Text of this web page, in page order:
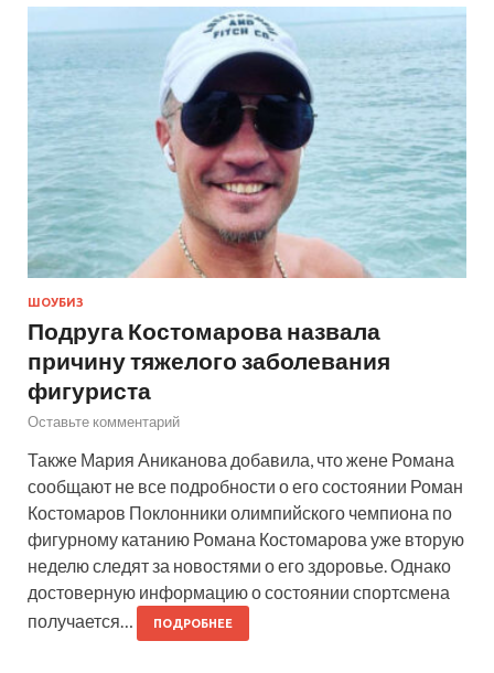
ШОУБИЗ
Подруга Костомарова назвала
причину тяжелого заболевания
фигуриста
Оставьте комментарий
Также Мария Аниканова добавила, что жене Романа
сообщают не все подробности о его состоянии Роман
Костомаров Поклонники олимпийского чемпиона по
фигурному катанию Романа Костомарова уже вторую
неделю следят за новостями о его здоровье. Однако
достоверную информацию о состоянии спортсмена
получается…
ПОДРОБНЕЕ